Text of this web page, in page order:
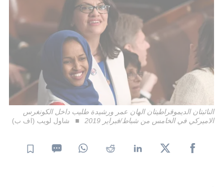
النائبتان الديموقراطيتان الهان عمر ورشيدة طليب داخل الكونغرس
الاميركي في الخامس من شباط/فبراير 2019
شاول لويب (اف ب)